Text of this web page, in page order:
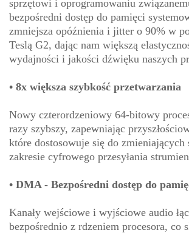
sprzętowi i oprogramowaniu
bezpośredni dostęp do pamięci
zmniejsza opóźnienia i jitter o 90% w
Teslą G2, dając nam większą
wydajności i jakości dźwięku naszych
• 8x większa szybkość przetwarzania
Nowy czterordzeniowy 64-bitowy
razy szybszy, zapewniając
które dostosowuje się do zmieniających
zakresie cyfrowego przesyłania
• DMA - Bezpośredni dostęp do
Kanały wejściowe i wyjściowe audio
bezpośrednio z rdzeniem procesora, co